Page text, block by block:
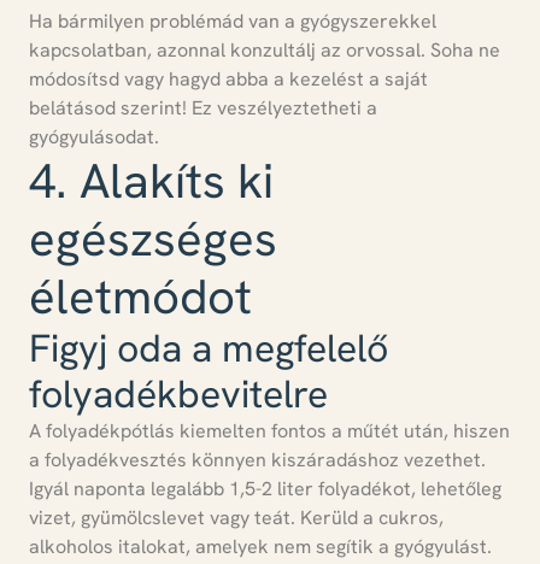
Ha bármilyen problémád van a gyógyszerekkel
kapcsolatban, azonnal konzultálj az orvossal. Soha ne
módosítsd vagy hagyd abba a kezelést a saját
belátásod szerint! Ez veszélyeztetheti a
gyógyulásodat.
4. Alakíts ki
egészséges
életmódot
Figyj oda a megfelelő
folyadékbevitelre
A folyadékpótlás kiemelten fontos a műtét után, hiszen
a folyadékvesztés könnyen kiszáradáshoz vezethet.
Igyál naponta legalább 1,5-2 liter folyadékot, lehetőleg
vizet, gyümölcslevet vagy teát. Kerüld a cukros,
alkoholos italokat, amelyek nem segítik a gyógyulást.